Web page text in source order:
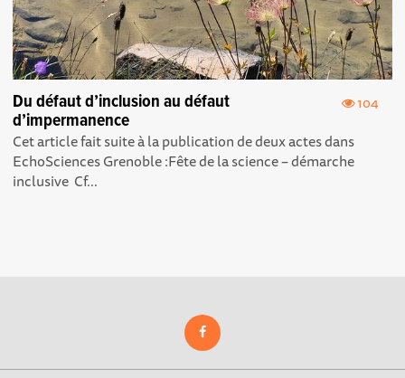
104
Du défaut d’inclusion au défaut
d’impermanence
Cet article fait suite à la publication de deux actes dans
EchoSciences Grenoble : Fête de la science – démarche
inclusive Cf...